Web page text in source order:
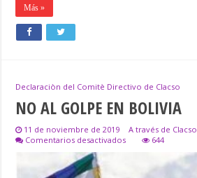
Más »
Declaraciòn del Comitè Directivo de Clacso
NO AL GOLPE EN BOLIVIA
11 de noviembre de 2019 A través de Clacso
Comentarios desactivadosen
GOLPE
644